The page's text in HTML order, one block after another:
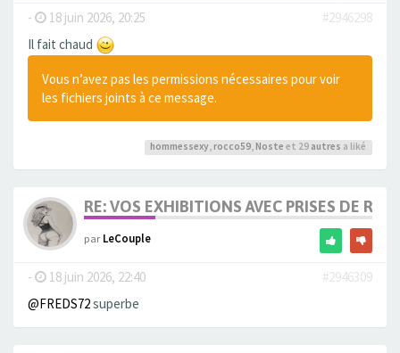
- 18 juin 2026, 20:25
#2946298
Il fait chaud
Vous n’avez pas les permissions nécessaires pour voir
les fichiers joints à ce message.
hommessexy, rocco59, Noste et 29 autres a liké
RE: VOS EXHIBITIONS AVEC PRISES DE
parLeCouple
- 18 juin 2026, 22:40
#2946309
@FREDS72superbe